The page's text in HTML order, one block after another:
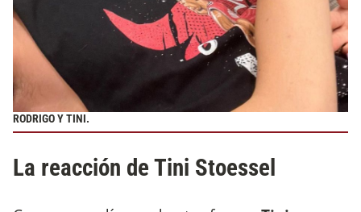
RODRIGO Y TINI.
La reacción de Tini Stoessel